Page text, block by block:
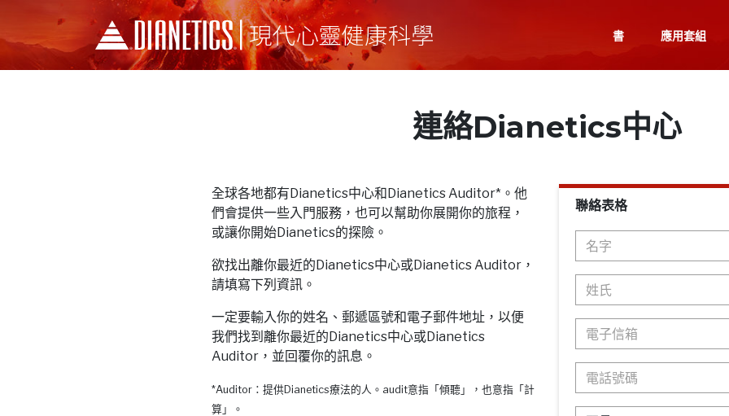
書 應用套組
連絡Dianetics中心
全球各地都有Dianetics中心和Dianetics Auditor*。他
們會提供一些入門服務，也可以幫助你展開你的旅程，
或讓你開始Dianetics的探險。
欲找出離你最近的Dianetics中心或Dianetics Auditor，
請填寫下列資訊。
一定要輸入你的姓名、郵遞區號和電子郵件地址，以便
我們找到離你最近的Dianetics中心或Dianetics
Auditor，並回覆你的訊息。
*Auditor：提供Dianetics療法的人。audit意指「傾聽」，也意指「計
算」。
聯絡表格